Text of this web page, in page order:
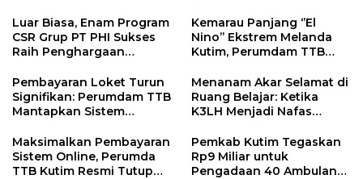
Momentum
Menyemarakkan HUT ke-
80 Bhayangkara
Luar Biasa, Enam Program
CSR Grup PT PHI Sukses
Raih Penghargaan
Kemarau Panjang ‘’El
Nino’’ Ekstrem Melanda
Kutim, Perumdam TTB
Pembayaran Loket Turun
Signifikan: Perumdam TTB
Mantapkan Sistem
Menanam Akar Selamat di
Ruang Belajar: Ketika
K3LH Menjadi Nafas
Praktik Siswa
Maksimalkan Pembayaran
Sistem Online, Perumda
TTB Kutim Resmi Tutup
Pemkab Kutim Tegaskan
Rp9 Miliar untuk
Pengadaan 40 Ambulans,